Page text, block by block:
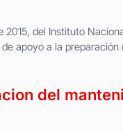
2015, del Instituto
apoyo a la preparación
del